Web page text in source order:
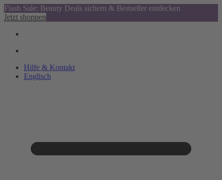
Flash Sale: Beauty Deals sichern & Bestseller entdecken
Jetzt shoppen
Hilfe & Kontakt
Englisch